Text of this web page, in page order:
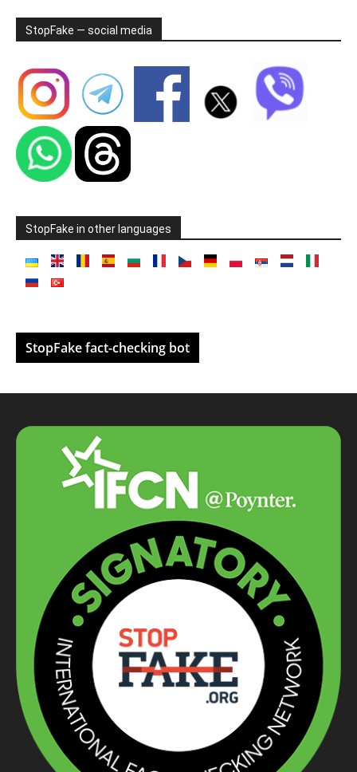
StopFake — social media
StopFake in other languages
StopFake fact-checking bot